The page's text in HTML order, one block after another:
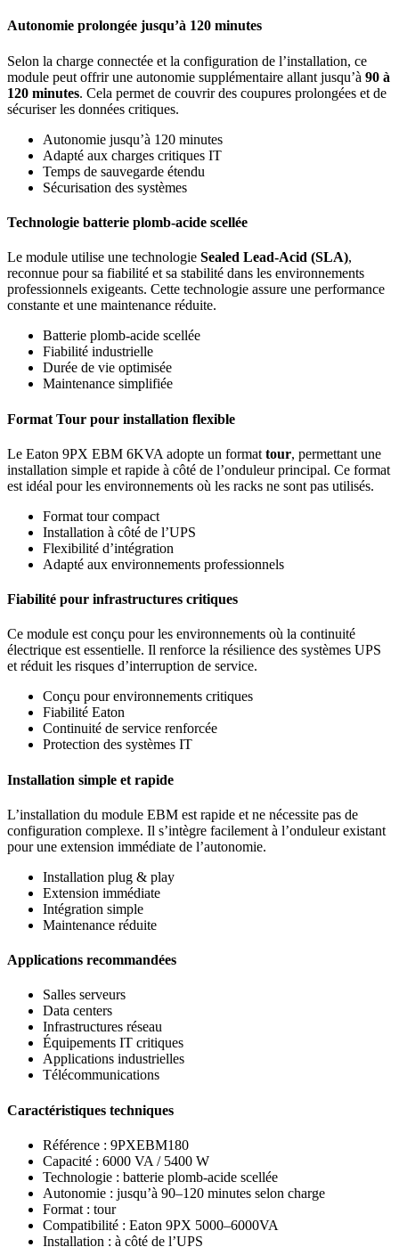
Autonomie prolongée jusqu’à 120 minutes
Selon la charge connectée et la configuration de l’installation, ce
module peut offrir une autonomie supplémentaire allant jusqu’à 90 à
120 minutes. Cela permet de couvrir des coupures prolongées et de
sécuriser les données critiques.
Autonomie jusqu’à 120 minutes
Adapté aux charges critiques IT
Temps de sauvegarde étendu
Sécurisation des systèmes
Technologie batterie plomb-acide scellée
Le module utilise une technologie Sealed Lead-Acid (SLA),
reconnue pour sa fiabilité et sa stabilité dans les environnements
professionnels exigeants. Cette technologie assure une performance
constante et une maintenance réduite.
Batterie plomb-acide scellée
Fiabilité industrielle
Durée de vie optimisée
Maintenance simplifiée
Format Tour pour installation flexible
Le Eaton 9PX EBM 6KVA adopte un format tour, permettant une
installation simple et rapide à côté de l’onduleur principal. Ce format
est idéal pour les environnements où les racks ne sont pas utilisés.
Format tour compact
Installation à côté de l’UPS
Flexibilité d’intégration
Adapté aux environnements professionnels
Fiabilité pour infrastructures critiques
Ce module est conçu pour les environnements où la continuité
électrique est essentielle. Il renforce la résilience des systèmes UPS
et réduit les risques d’interruption de service.
Conçu pour environnements critiques
Fiabilité Eaton
Continuité de service renforcée
Protection des systèmes IT
Installation simple et rapide
L’installation du module EBM est rapide et ne nécessite pas de
configuration complexe. Il s’intègre facilement à l’onduleur existant
pour une extension immédiate de l’autonomie.
Installation plug & play
Extension immédiate
Intégration simple
Maintenance réduite
Applications recommandées
Salles serveurs
Data centers
Infrastructures réseau
Équipements IT critiques
Applications industrielles
Télécommunications
Caractéristiques techniques
Référence : 9PXEBM180
Capacité : 6000 VA / 5400 W
Technologie : batterie plomb-acide scellée
Autonomie : jusqu’à 90–120 minutes selon charge
Format : tour
Compatibilité : Eaton 9PX 5000–6000VA
Installation : à côté de l’UPS